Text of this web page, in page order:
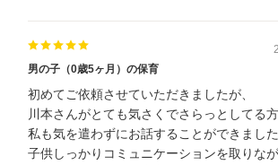
男の子（0歳5ヶ月）の保育
初めてご依頼させていただきましたが、
川本さんがとても気さくでさらっとしてる方
私も気を遣わずにお話することができました
子供しっかりコミュニケーションを取りな